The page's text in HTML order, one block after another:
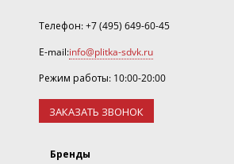
Телефон:+7 (495) 649-60-45
E-mail:info@plitka-sdvk.ru
Режим работы: 10:00-20:00
ЗАКАЗАТЬ ЗВОНОК
Бренды